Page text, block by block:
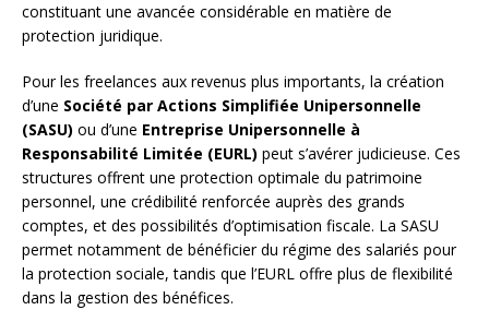
constituant une avancée considérable en matière de
protection juridique.
Pour les freelances aux revenus plus importants, la création
d’une Société par Actions Simplifiée Unipersonnelle
(SASU) ou d’une Entreprise Unipersonnelle à
Responsabilité Limitée (EURL) peut s’avérer judicieuse. Ces
structures offrent une protection optimale du patrimoine
personnel, une crédibilité renforcée auprès des grands
comptes, et des possibilités d’optimisation fiscale. La SASU
permet notamment de bénéficier du régime des salariés pour
la protection sociale, tandis que l’EURL offre plus de flexibilité
dans la gestion des bénéfices.